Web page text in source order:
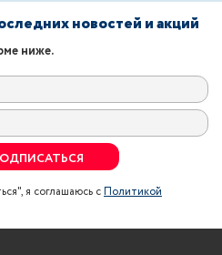
новостей и акций
ниже.
я соглашаюсь сПолитикой